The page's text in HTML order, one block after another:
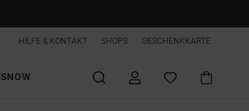
HILFE & KONTAKT SHOPS GESCHENKKARTE
SNOW